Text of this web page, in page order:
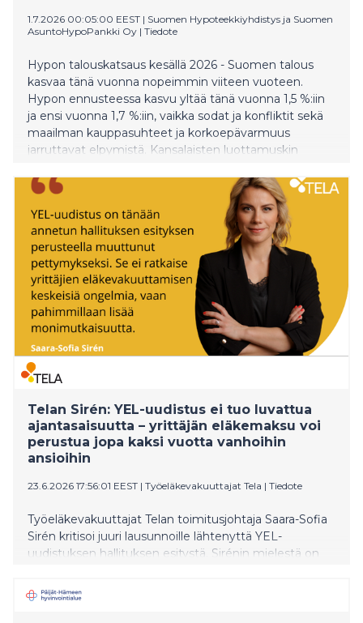
1.7.2026 00:05:00 EEST | Suomen Hypoteekkiyhdistys ja Suomen
AsuntoHypoPankki Oy | Tiedote
Hypon talouskatsaus kesällä 2026 - Suomen talous
kasvaa tänä vuonna nopeimmin viiteen vuoteen.
Hypon ennusteessa kasvu yltää tänä vuonna 1,5 %:iin
ja ensi vuonna 1,7 %:iin, vaikka sodat ja konfliktit sekä
maailman kauppasuhteet ja korkoepävarmuus
jarruttavat elpymistä. Kansalaisten luottamuskin
vuoden 2022.
Telan Sirén: YEL-uudistus ei tuo luvattua
ajantasaisuutta – yrittäjän eläkemaksu voi
perustua jopa kaksi vuotta vanhoihin
ansioihin
23.6.2026 17:56:01 EEST | Työeläkevakuuttajat Tela | Tiedote
Työeläkevakuuttajat Telan toimitusjohtaja Saara-Sofia
Sirén kritisoi juuri lausunnoille lähtenyttä YEL-
uudistuksen hallituksen esitystä. Sirénin mielestä on
pettymykseksi, joka ei saavuta hallituksen sille
asettamia tavoitteita.